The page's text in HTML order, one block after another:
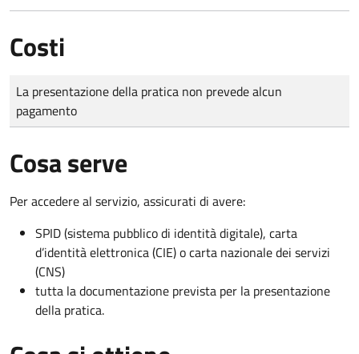
Costi
Tipo di pagamento
Importo
La presentazione della pratica non prevede alcun
pagamento
Cosa serve
Per accedere al servizio, assicurati di avere:
SPID (sistema pubblico di identità digitale), carta
d’identità elettronica (CIE) o carta nazionale dei servizi
(CNS)
tutta la documentazione prevista per la presentazione
della pratica.